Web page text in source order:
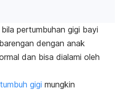
pertumbuhan gigi bayi
dengan anak
dan bisa dialami oleh
gigi mungkin